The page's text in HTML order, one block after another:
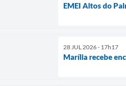
EMEI Altos do
28 JUL 2026 - 17h17
Marília recebe